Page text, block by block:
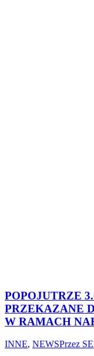
POPOJUTRZE
PRZEKAZANE
W RAMACH
INNE, NEWSPrzez